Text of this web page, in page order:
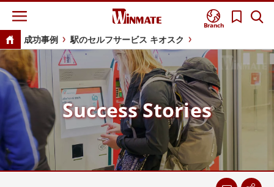
Branch
成功事例 駅のセルフサービス キオスク
Success Stories